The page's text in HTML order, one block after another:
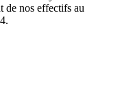
de nos effectifs au